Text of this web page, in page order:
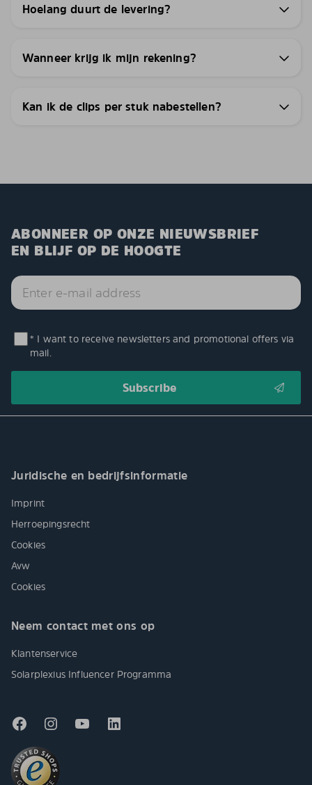
Hoelang duurt de levering?
Wanneer krijg ik mijn rekening?
Kan ik de clips per stuk nabestellen?
ABONNEER OP ONZE NIEUWSBRIEF
EN BLIJF OP DE HOOGTE
* I want to receive newsletters and promotional offers via
mail.
Juridische en bedrijfsinformatie
Imprint
Herroepingsrecht
Cookies
Avw
Cookies
Neem contact met ons op
Klantenservice
Solarplexius Influencer Programma